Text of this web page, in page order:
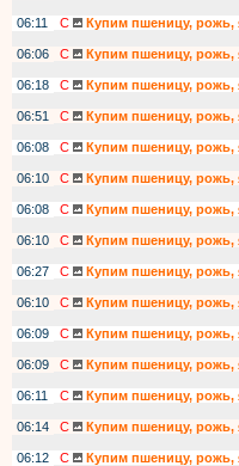
06:11
С
Купим пшеницу, рожь,
06:06
С
Купим пшеницу, рожь,
06:18
С
Купим пшеницу, рожь,
06:51
С
Купим пшеницу, рожь,
06:08
С
Купим пшеницу, рожь,
06:10
С
Купим пшеницу, рожь,
06:08
С
Купим пшеницу, рожь,
06:10
С
Купим пшеницу, рожь,
06:27
С
Купим пшеницу, рожь,
06:10
С
Купим пшеницу, рожь,
06:09
С
Купим пшеницу, рожь,
06:09
С
Купим пшеницу, рожь,
06:11
С
Купим пшеницу, рожь,
06:14
С
Купим пшеницу, рожь,
06:12
С
Купим пшеницу, рожь,